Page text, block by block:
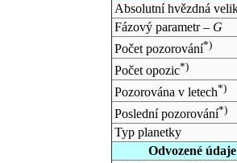
Absolutní hvězdná
Fázový parametr – G
Počet pozorování*)
Počet opozic*)
Pozorována v letech*)
Poslední pozorování*)
Typ planetky
Odvozené